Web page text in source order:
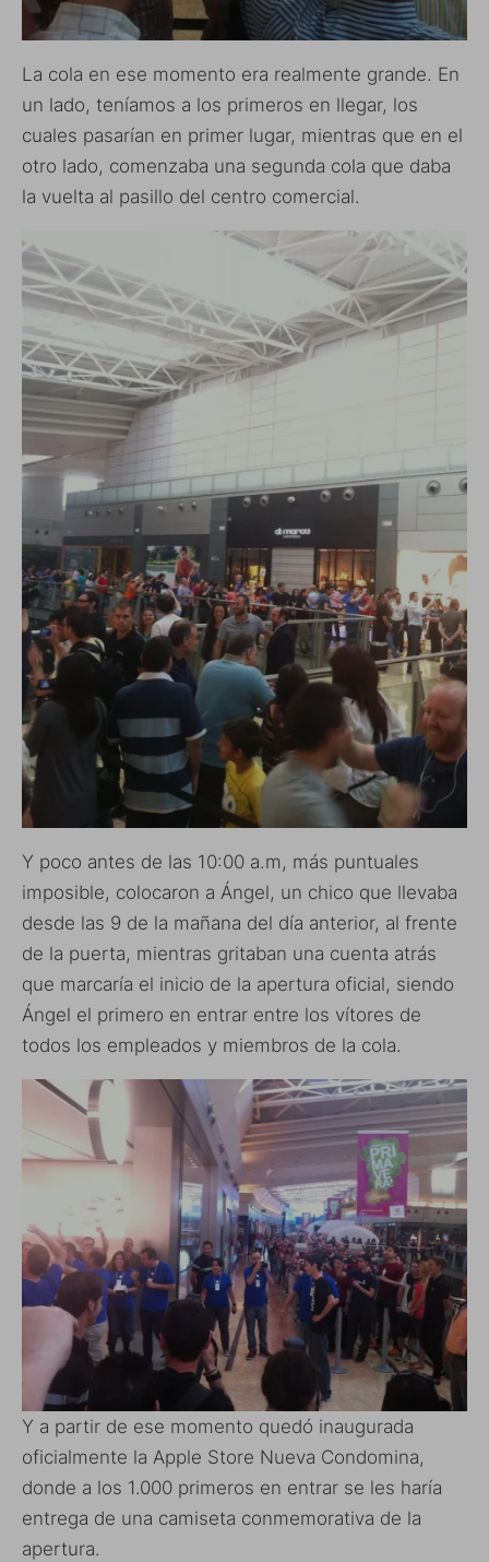
La cola en ese momento era realmente grande. En
un lado, teníamos a los primeros en llegar, los
cuales pasarían en primer lugar, mientras que en el
otro lado, comenzaba una segunda cola que daba
la vuelta al pasillo del centro comercial.
Y poco antes de las 10:00 a.m, más puntuales
imposible, colocaron a Ángel, un chico que llevaba
desde las 9 de la mañana del día anterior, al frente
de la puerta, mientras gritaban una cuenta atrás
que marcaría el inicio de la apertura oficial, siendo
Ángel el primero en entrar entre los vítores de
todos los empleados y miembros de la cola.
Y a partir de ese momento quedó inaugurada
oficialmente la Apple Store Nueva Condomina,
donde a los 1.000 primeros en entrar se les haría
entrega de una camiseta conmemorativa de la
apertura.